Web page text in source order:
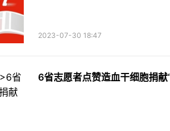
2023-07-30 18:47
6省志愿者点赞造血干细胞捐献